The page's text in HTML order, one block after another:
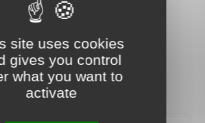
site uses cookies
gives you control
what you want to
activate